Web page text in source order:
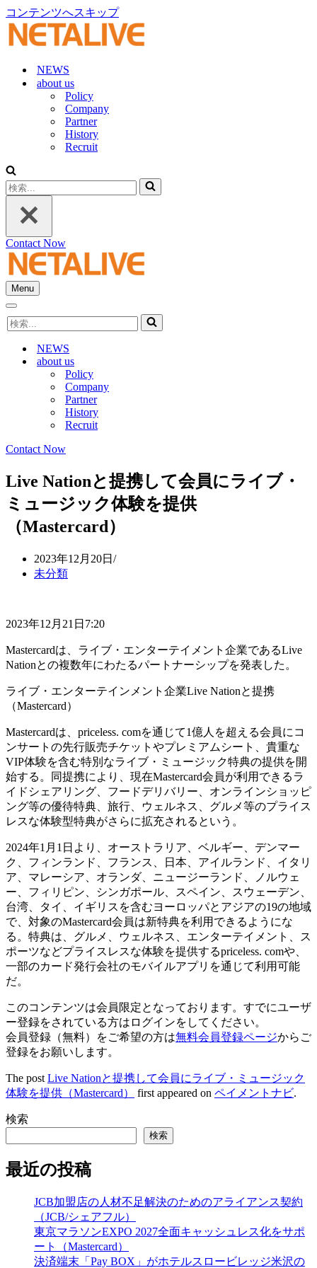
コンテンツへスキップ
NEWS
about us
Policy
Company
Partner
History
Recruit
検
索...
Contact Now
Menu
ナ
ゲ
シ
ョ
ナ
ビ
検
索...
NEWS
about us
Policy
Company
Partner
History
Recruit
Contact Now
Live Nationと提携して会員にライブ・
ミュージック体験を提供
（Mastercard）
2023年12月20日
未分類
2023年12月21日7:20
Mastercardは、ライブ・エンターテイメント企業であるLive
Nationとの複数年にわたるパートナーシップを発表した。
ライブ・エンターテインメント企業Live Nationと提携
（Mastercard）
Mastercardは、priceless. comを通じて1億人を超える会員にコ
ンサートの先行販売チケットやプレミアムシート、貴重な
VIP体験を含む特別なライブ・ミュージック特典の提供を開
始する。同提携により、現在Mastercard会員が利用できるラ
イドシェアリング、フードデリバリー、オンラインショッピ
ング等の優待特典、旅行、ウェルネス、グルメ等のプライス
レスな体験型特典がさらに拡充されるという。
2024年1月1日より、オーストラリア、ベルギー、デンマー
ク、フィンランド、フランス、日本、アイルランド、イタリ
ア、マレーシア、オランダ、ニュージーランド、ノルウェ
ー、フィリピン、シンガポール、スペイン、スウェーデン、
台湾、タイ、イギリスを含むヨーロッパとアジアの19の地域
で、対象のMastercard会員は新特典を利用できるようにな
る。特典は、グルメ、ウェルネス、エンターテイメント、ス
ポーツなどプライスレスな体験を提供するpriceless. comや、
一部のカード発行会社のモバイルアプリを通じて利用可能
だ。
このコンテンツは会員限定となっております。すでにユーザ
ー登録をされている方はログインをしてください。
会員登録（無料）をご希望の方は無料会員登録ページからご
登録をお願いします。
The post Live Nationと提携して会員にライブ・ミュージック
体験を提供（Mastercard）
first appeared on ペイメントナビ.
検索
検索
最近の投稿
JCB加盟店の人材不足解決のためのアライアンス契約
（JCB/シェアフル）
東京マラソンEXPO 2027全面キャッシュレス化をサポ
ート（Mastercard）
決済端末「Pay BOX」がホテルスロービレッジ米沢の